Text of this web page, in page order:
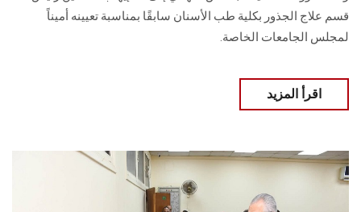
قسم علاج الجذور بكلية طب الأسنان سابقًا بمناسبة تعيينه أميناً
لمجلس الجامعات الخاصة.
اقرأ المزيد